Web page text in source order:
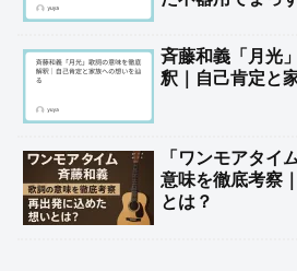
斉藤和義「月光
釈｜自己肯定と
「ワンモアタイ
意味を徹底考察
とは？